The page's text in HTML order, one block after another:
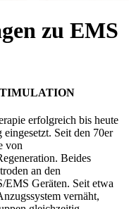
zu EMS
erfolgreich bis heute
Seit den 70er
von
Beides
an den
EMS Geräten. Seit etwa
vernäht,